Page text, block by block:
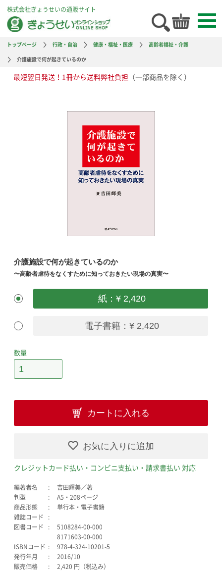
株式会社ぎょうせいの通販サイト
トップページ 行政・自治 健康・福祉・医療
高齢者福祉・介護
介護施設で何が起きているのか
最短翌日発送！1冊から送料弊社負担 （一部商品を除く）
介護施設で何が起きているのか
〜高齢者虐待をなくすために知っておきたい現場の真実〜
紙：¥ 2,420
電子書籍：¥ 2,420
数量
カートに入れる
お気に入りに追加
クレジットカード払い・コンビニ支払い・請求書払い 対応
編著者名
吉田輝美／著
判型
A5・208ページ
商品形態
単行本・電子書籍
雑誌コード
図書コード
5108284-00-000
8171603-00-000
ISBNコード
978-4-324-10201-5
発行年月
2016/10
販売価格
2,420 円（税込み）